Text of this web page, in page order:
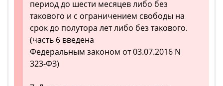
период до шести месяцев либо без
такового и с ограничением свободы на
срок до полутора лет либо без такового.
(часть 6 введена
Федеральным законом от 03.07.2016 N
323-ФЗ)